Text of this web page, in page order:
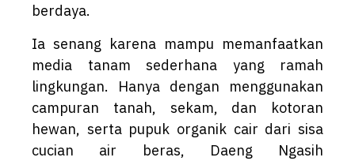
berdaya.
Ia senang karena mampu memanfaatkan
media tanam sederhana yang ramah
lingkungan. Hanya dengan menggunakan
campuran tanah, sekam, dan kotoran
hewan, serta pupuk organik cair dari sisa
cucian air beras, Daeng Ngasih